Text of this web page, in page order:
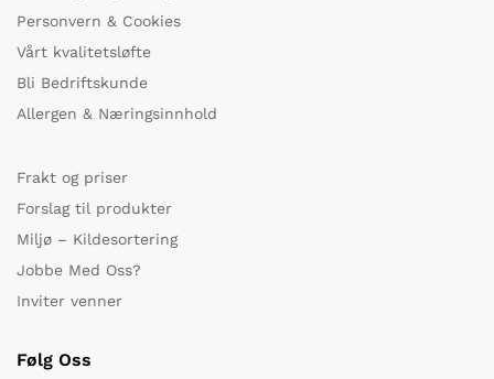
Personvern & Cookies
Vårt kvalitetsløfte
Bli Bedriftskunde
Allergen & Næringsinnhold
Frakt og priser
Forslag til produkter
Miljø – Kildesortering
Jobbe Med Oss?
Inviter venner
Følg Oss